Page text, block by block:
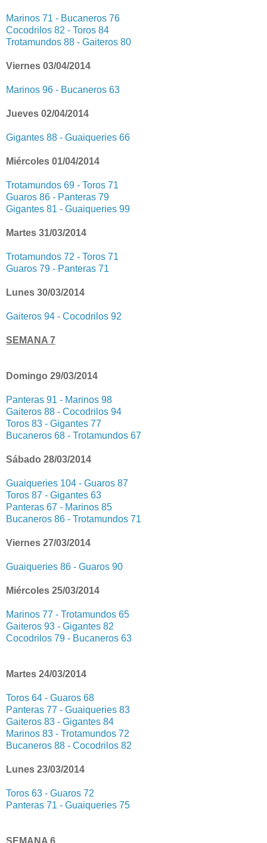
Marinos 71 - Bucaneros 76
Cocodrilos 82 - Toros 84
Trotamundos 88 - Gaiteros 80
Viernes 03/04/2014
Marinos 96 - Bucaneros 63
Jueves 02/04/2014
Gigantes 88 - Guaiqueries 66
Miércoles 01/04/2014
Trotamundos 69 - Toros 71
Guaros 86 - Panteras 79
Gigantes 81 - Guaiqueries 99
Martes 31/03/2014
Trotamundos 72 - Toros 71
Guaros 79 - Panteras 71
Lunes 30/03/2014
Gaiteros 94 - Cocodrilos 92
SEMANA 7
Domingo 29/03/2014
Panteras 91 - Marinos 98
Gaiteros 88 - Cocodrilos 94
Toros 83 - Gigantes 77
Bucaneros 68 - Trotamundos 67
Sábado 28/03/2014
Guaiqueries 104 - Guaros 87
Toros 87 - Gigantes 63
Panteras 67 - Marinos 85
Bucaneros 86 - Trotamundos 71
Viernes 27/03/2014
Guaiqueries 86 - Guaros 90
Miércoles 25/03/2014
Marinos 77 - Trotamundos 65
Gaiteros 93 - Gigantes 82
Cocodrilos 79 - Bucaneros 63
Martes 24/03/2014
Toros 64 - Guaros 68
Panteras 77 - Guaiqueries 83
Gaiteros 83 - Gigantes 84
Marinos 83 - Trotamundos 72
Bucaneros 88 - Cocodrilos 82
Lunes 23/03/2014
Toros 63 - Guaros 72
Panteras 71 - Guaiqueries 75
SEMANA 6